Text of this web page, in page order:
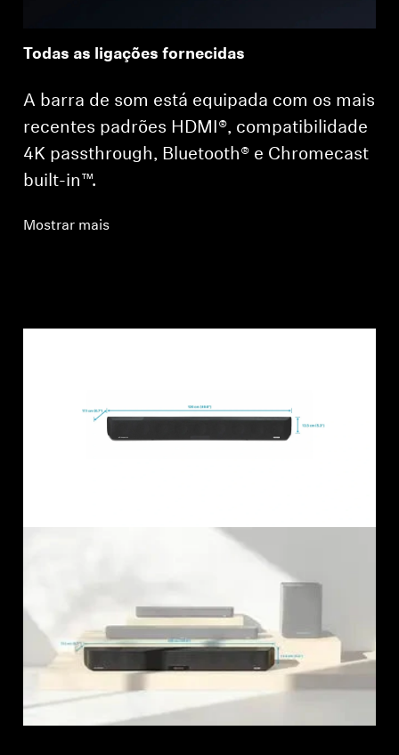
Todas as ligações fornecidas
A barra de som está equipada com os mais
recentes padrões HDMI®, compatibilidade
4K passthrough, Bluetooth® e Chromecast
built-in™.
Mostrar mais
Log in to your account to add products to your